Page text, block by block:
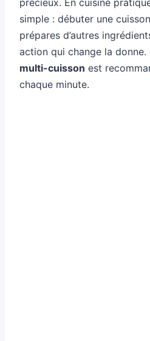
simple : débuter une
prépares d’autres
action qui change la
multi-cuisson est
chaque minute.